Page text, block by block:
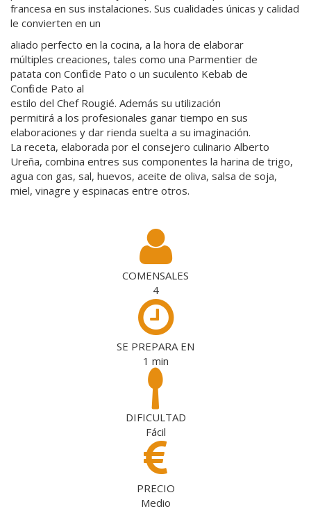
francesa en sus instalaciones. Sus cualidades únicas y calidad
le convierten en un
aliado perfecto en la cocina, a la hora de elaborar
múltiples creaciones, tales como una Parmentier de
patata con Confit de Pato o un suculento Kebab de
Confit de Pato al
estilo del Chef Rougié. Además su utilización
permitirá a los profesionales ganar tiempo en sus
elaboraciones y dar rienda suelta a su imaginación.
La receta, elaborada por el consejero culinario Alberto
Ureña, combina entres sus componentes la harina de trigo,
agua con gas, sal, huevos, aceite de oliva, salsa de soja,
miel, vinagre y espinacas entre otros.
COMENSALES
4
SE PREPARA EN
1 min
DIFICULTAD
Fácil
PRECIO
Medio